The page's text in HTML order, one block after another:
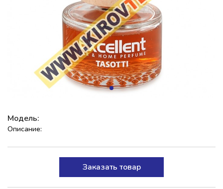
Модель:
Описание:
Заказать товар